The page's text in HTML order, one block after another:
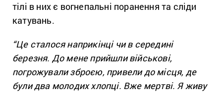
тілі в них є вогнепальні поранення та сліди
катувань.
“Це сталося наприкінці чи в середині
березня. До мене прийшли військові,
погрожували зброєю, привели до місця, де
були два молодих хлопці. Вже мертві. Я живу